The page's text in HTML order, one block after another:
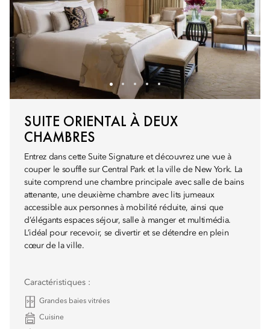
SUITE ORIENTAL À DEUX
CHAMBRES
Entrez dans cette Suite Signature et découvrez une vue à
couper le souffle sur Central Park et la ville de New York. La
suite comprend une chambre principale avec salle de bains
attenante, une deuxième chambre avec lits jumeaux
accessible aux personnes à mobilité réduite, ainsi que
d’élégants espaces séjour, salle à manger et multimédia.
L’idéal pour recevoir, se divertir et se détendre en plein
cœur de la ville.
Caractéristiques :
Grandes baies vitrées
Cuisine